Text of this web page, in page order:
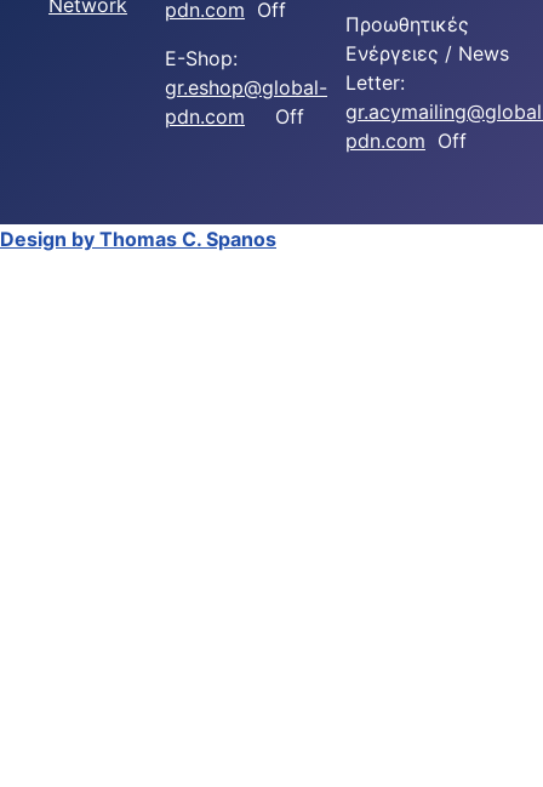
Network pdn.com Off
E-Shop:
gr.eshop@global-
pdn.com Off
Προωθητικές
Ενέργειες / News
Letter:
pdn.com Off
Design by Thomas C. Spanos